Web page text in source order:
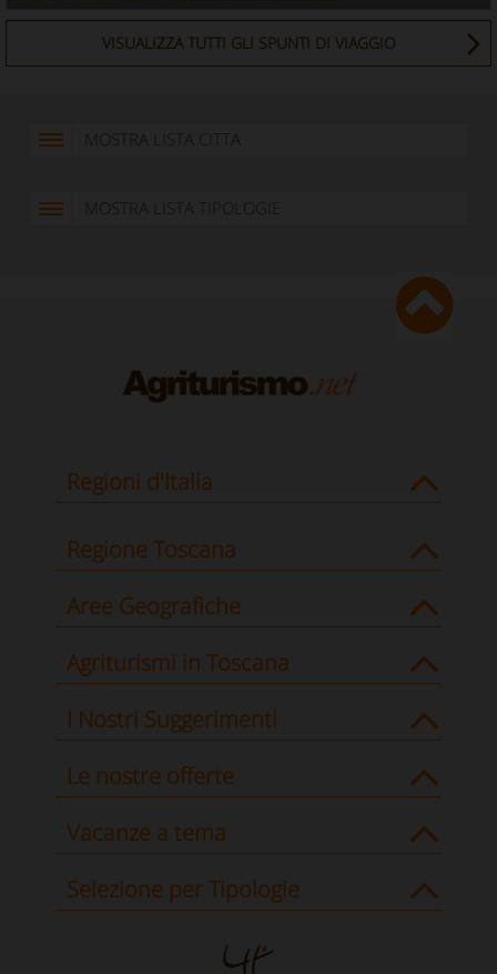
VISUALIZZA TUTTI GLI SPUNTI DI VIAGGIO
MOSTRA LISTA CITTA
MOSTRA LISTA TIPOLOGIE
Regioni d'Italia
Regione Toscana
Aree Geografiche
Agriturismi in Toscana
I Nostri Suggerimenti
Le nostre offerte
Vacanze a tema
Selezione per Tipologie